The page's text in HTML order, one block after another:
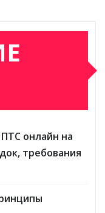
онлайн на
требования